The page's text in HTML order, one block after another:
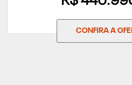
CONFIRA A